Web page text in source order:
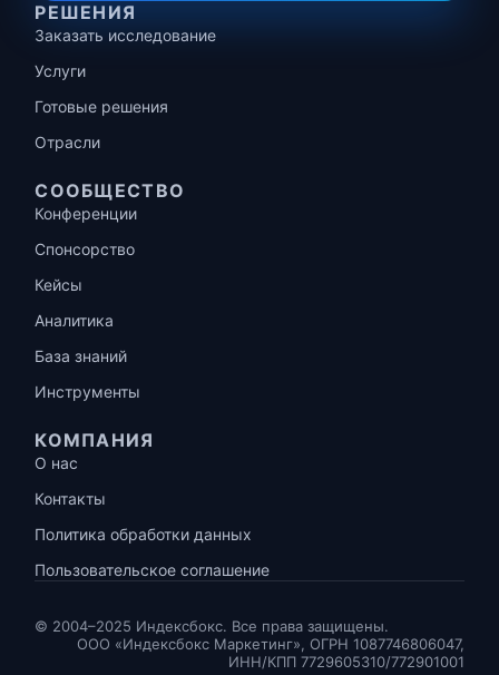
РЕШЕНИЯ
Заказать исследование
Услуги
Готовые решения
Отрасли
СООБЩЕСТВО
Конференции
Спонсорство
Кейсы
Аналитика
База знаний
Инструменты
КОМПАНИЯ
О нас
Контакты
Политика обработки данных
Пользовательское соглашение
© 2004–2025 Индексбокс. Все права защищены.
ООО «Индексбокс Маркетинг», ОГРН 1087746806047,
ИНН/КПП 7729605310/772901001